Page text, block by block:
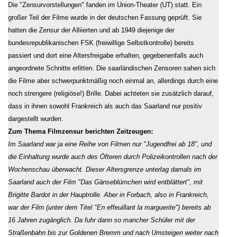
Die "Zensurvorstellungen" fanden im Union-Theater (UT) statt. Ein
großer Teil der Filme wurde in der deutschen Fassung geprüft. Sie
hatten die Zensur der Alliierten und ab 1949 diejenige der
bundesrepublikanischen FSK (freiwillige Selbstkontrolle) bereits
passiert und dort eine Altersfreigabe erhalten, gegebenenfalls auch
angeordnete Schnitte erlitten. Die saarländischen Zensoren sahen sich
die Filme aber schwerpunktmäßig noch einmal an, allerdings durch eine
noch strengere (religiöse!) Brille. Dabei achteten sie zusätzlich darauf,
dass in ihnen sowohl Frankreich als auch das Saarland nur positiv
dargestellt wurden.
Zum Thema Filmzensur berichten Zeitzeugen:
Im Saarland war ja eine Reihe von Filmen nur "Jugendfrei ab 18", und
die Einhaltung wurde auch des Öfteren durch Polizeikontrollen nach der
Wochenschau überwacht. Dieser Altersgrenze unterlag damals im
Saarland auch der Film "Das Gänseblümchen wird entblättert", mit
Brigitte Bardot in der Hauptrolle. Aber in Forbach, also in Frankreich,
war der Film (unter dem Titel "En effeuillant la marguerite") bereits ab
16 Jahren zugänglich. Da fuhr dann so mancher Schüler mit der
Straßenbahn bis zur Goldenen Bremm und nach Umsteigen weiter nach